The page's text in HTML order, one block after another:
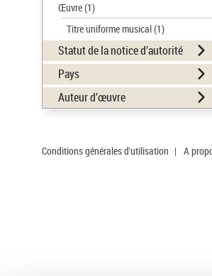
Œuvre(1)
Titre uniforme musical(1)
Statut de la notice d’autorité
Pays
Auteur d’œuvre
Conditions générales d'utilisation | A